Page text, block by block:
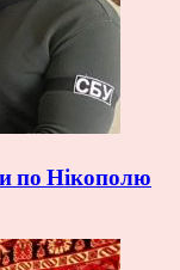
по Нікополю